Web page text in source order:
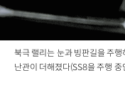
북극 랠리는 눈과 빙판길을 주
난관이 더해졌다(SS8을 주행